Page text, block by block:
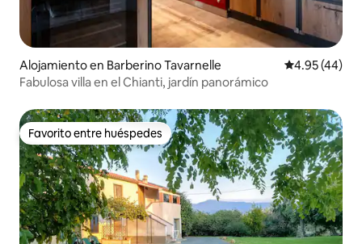
Alojamiento en Barberino Tavarnelle Calificación
4.95 (44)
Fabulosa villa en el Chianti, jardín panorámico
Favorito entre huéspedes
Favorito entre huéspedes